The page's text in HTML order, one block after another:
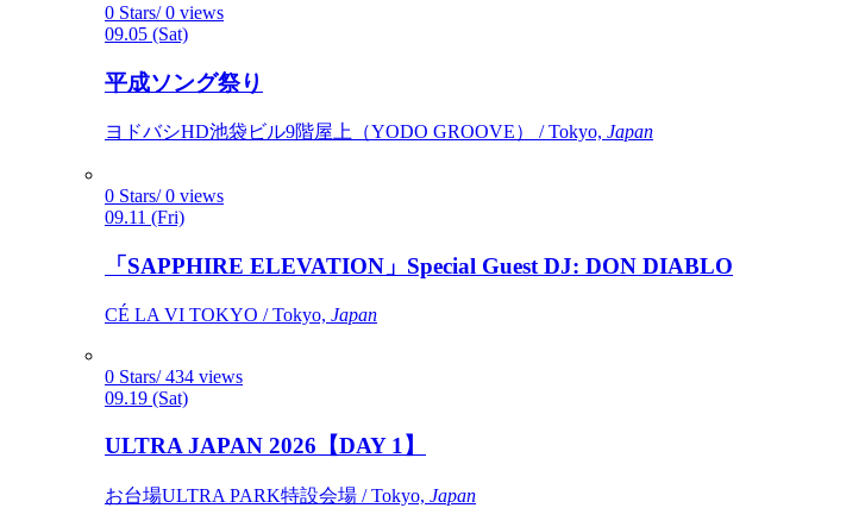
0 Stars/ 0 views
09.05 (Sat)
平成ソング祭り
ヨドバシHD池袋ビル9階屋上（YODO GROOVE） / Tokyo, Japan
0 Stars/ 0 views
09.11 (Fri)
「SAPPHIRE ELEVATION」Special Guest DJ: DON DIABLO
CÉ LA VI TOKYO / Tokyo, Japan
0 Stars/ 434 views
09.19 (Sat)
ULTRA JAPAN 2026【DAY 1】
お台場ULTRA PARK特設会場 / Tokyo, Japan